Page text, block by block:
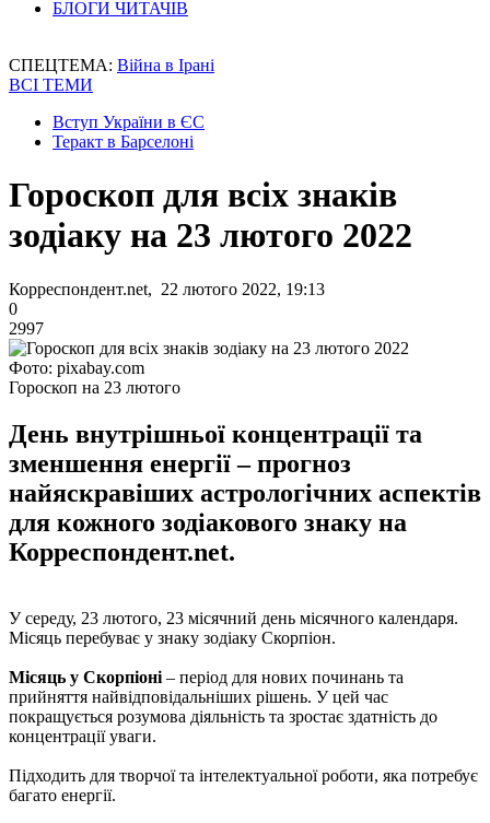
БЛОГИ ЧИТАЧІВ
СПЕЦТЕМА: Війна в Ірані
ВСІ ТЕМИ
Вступ України в ЄС
Теракт в Барселоні
Гороскоп для всіх знаків
зодіаку на 23 лютого 2022
Корреспондент.net, 22 лютого 2022, 19:13
0
2997
Фото: pixabay.com
Гороскоп на 23 лютого
День внутрішньої концентрації та
зменшення енергії – прогноз
найяскравіших астрологічних аспектів
для кожного зодіакового знаку на
Корреспондент.net.
У середу, 23 лютого, 23 місячний день місячного календаря.
Місяць перебуває у знаку зодіаку Скорпіон.
Місяць у Скорпіоні – період для нових починань та
прийняття найвідповідальніших рішень. У цей час
покращується розумова діяльність та зростає здатність до
концентрації уваги.
Підходить для творчої та інтелектуальної роботи, яка потребує
багато енергії.